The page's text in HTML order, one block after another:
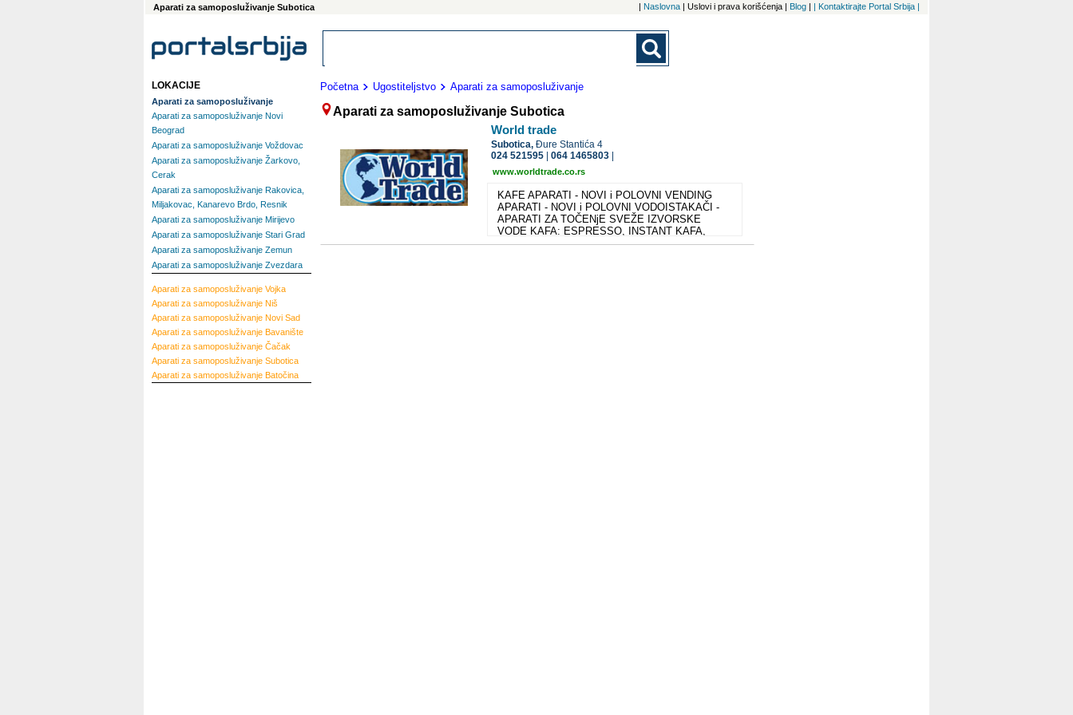
Aparati za samoposluživanje Subotica | Naslovna | Uslovi i prava korišćenja | Blog | | Kontaktirajte Portal Srbija |
Početna Ugostiteljstvo Aparati za samoposluživanje
Aparati za samoposluživanje Subotica
World trade
Subotica,Đure Stantića 4
024 521595 |064 1465803
www.worldtrade.co.rs
KAFE APARATI - NOVI i POLOVNI VENDING
APARATI - NOVI i POLOVNI VODOISTAKAČI -
APARATI ZA TOČENjE SVEŽE IZVORSKE
VODE KAFA: ESPRESSO, INSTANT KAFA,
KAFA BEZ KOFEINA ČAJEVI INSTANTI:
LOKACIJE
Aparati za samoposluživanje
Aparati za samoposluživanje Novi
Beograd
Aparati za samoposluživanje Voždovac
Aparati za samoposluživanje Žarkovo,
Cerak
Aparati za samoposluživanje Rakovica,
Miljakovac, Kanarevo Brdo, Resnik
Aparati za samoposluživanje Mirijevo
Aparati za samoposluživanje Stari Grad
Aparati za samoposluživanje Zemun
Aparati za samoposluživanje Zvezdara
Aparati za samoposluživanje Vojka
Aparati za samoposluživanje Niš
Aparati za samoposluživanje Novi Sad
Aparati za samoposluživanje Bavanište
Aparati za samoposluživanje Čačak
Aparati za samoposluživanje Subotica
Aparati za samoposluživanje Batočina